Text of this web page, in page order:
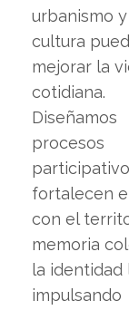
urbanismo
cultura
mejorar la
cotidiana.
Diseñamos
procesos
fortalecen
con el
memoria
la identidad
impulsando